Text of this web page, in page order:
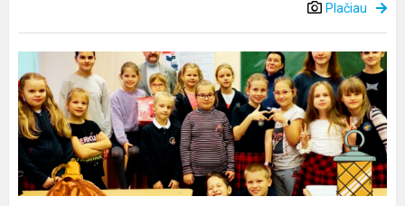
Plačiau
Tolerancijos
dienai
–
kūrybinė
popietė